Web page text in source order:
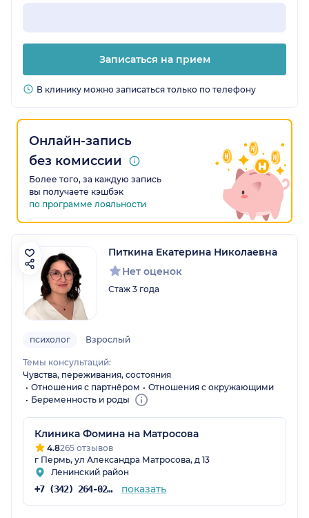
Записаться на прием
В клинику можно записаться только по телефону
Онлайн-запись
без комиссии
Более того, за каждую запись
вы получаете кэшбэк
по программе лояльности
Питкина Екатерина Николаевна
Нет оценок
Стаж 3 года
психолог Взрослый
Темы консультаций:
Чувства, переживания, состояния
Отношения с партнёром
Отношения с окружающими
Беременность и роды
Клиника Фомина на Матросова
4.8265 отзывов
г Пермь, ул Александра Матросова, д 13
Ленинский район
+7 (342) 264-02-90 показать